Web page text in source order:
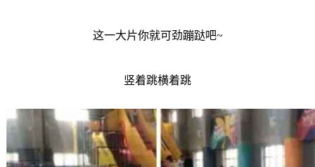
这一大片你就可劲蹦跶吧~
竖着跳横着跳